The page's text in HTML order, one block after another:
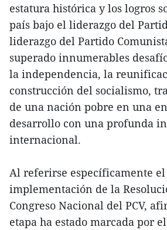
estatura histórica y los logros
país bajo el liderazgo del
liderazgo del Partido
superado innumerables
la independencia, la
construcción del socialismo,
de una nación pobre en una
desarrollo con una profunda
internacional.
Al referirse específicamente
implementación de la
Congreso Nacional del PCV,
etapa ha estado marcada por